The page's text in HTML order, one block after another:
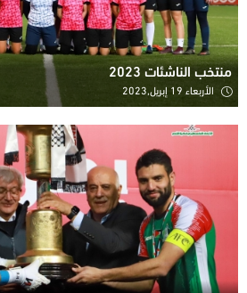
منتخب الناشئات 2023
الأربعاء 19 إبريل,2023